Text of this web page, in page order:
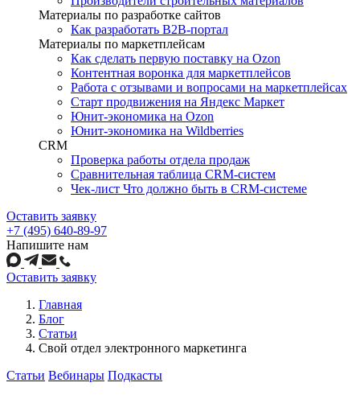
Материалы по разработке сайтов
Как разработать B2B-портал
Материалы по маркетплейсам
Как сделать первую поставку на Ozon
Контентная воронка для маркетплейсов
Работа с отзывами и вопросами на маркетплейсах
Старт продвижения на Яндекс Маркет
Юнит-экономика на Ozon
Юнит-экономика на Wildberries
CRM
Проверка работы отдела продаж
Сравнительная таблица CRM-систем
Чек-лист Что должно быть в CRM-системе
Оставить заявку
+7 (495) 640-89-97
Напишите нам
Оставить заявку
Главная
Блог
Статьи
Свой отдел электронного маркетинга
Статьи Вебинары Подкасты